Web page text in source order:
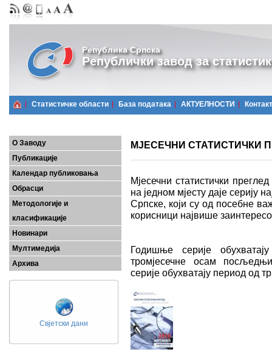
Република Српска
Републички завод за
Статистичке области Базa података АКТУЕЛНОСТИ Контакт
О Заводу
Публикације
Календар публиковања
Обрасци
Методологије и
класификације
Новинари
Мултимедија
Архива
Свјетски дани
МЈЕСЕЧНИ СТАТИСТИЧКИ
Мјесечни статистички
на једном мјесту даје серију
Српске, који су од посебне
корисници највише
Годишње серије
тромјесечне осам
серије обухватају период од